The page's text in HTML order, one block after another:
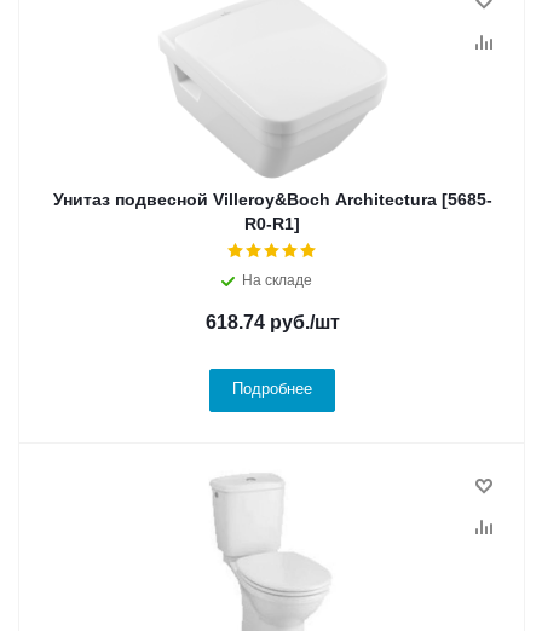
Унитаз подвесной Villeroy&Boch Architectura [5685-
R0-R1]
На складе
618.74руб./шт
Подробнее